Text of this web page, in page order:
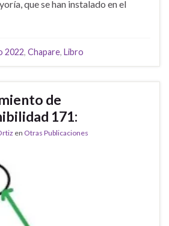
que se han instalado en el
2022, Chapare, Libro
de
171:
en Otras Publicaciones